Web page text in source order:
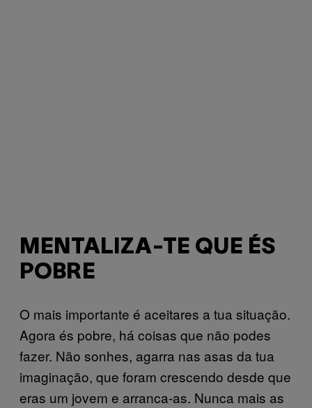
MENTALIZA-TE QUE ÉS
POBRE
O mais importante é aceitares a tua situação.
Agora és pobre, há coisas que não podes
fazer. Não sonhes, agarra nas asas da tua
imaginação, que foram crescendo desde que
eras um jovem e arranca-as. Nunca mais as